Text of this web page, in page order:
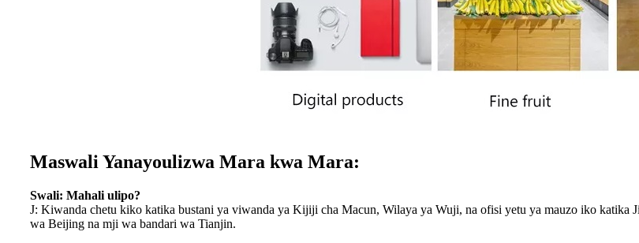
Maswali Yanayoulizwa Mara kwa Mara:
Swali: Mahali ulipo?
J: Kiwanda chetu kiko katika bustani ya viwanda ya Kijiji cha Macun, Wilaya ya Wuji, na ofisi yetu ya mauzo iko
wa Beijing na mji wa bandari wa Tianjin.